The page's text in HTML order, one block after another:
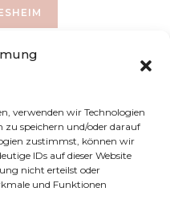
verwenden wir Technologien
speichern und/oder darauf
zustimmst, können wir
IDs auf dieser Website
nicht erteilst oder
und Funktionen
WIEN